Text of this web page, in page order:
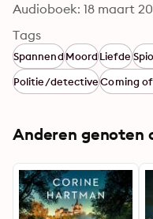
Audioboek: 18 maart
Tags
SpannendMoordLiefde
Politie/detectiveComing
Anderen genoten